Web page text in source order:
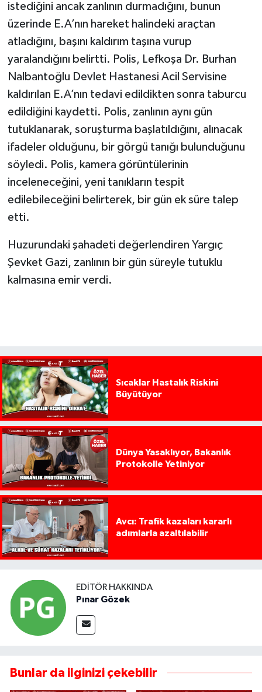
istediğini ancak zanlının durmadığını, bunun
üzerinde E.A’nın hareket halindeki araçtan
atladığını, başını kaldırım taşına vurup
yaralandığını belirtti. Polis, Lefkoşa Dr. Burhan
Nalbantoğlu Devlet Hastanesi Acil Servisine
kaldırılan E.A’nın tedavi edildikten sonra taburcu
edildiğini kaydetti. Polis, zanlının aynı gün
tutuklanarak, soruşturma başlatıldığını, alınacak
ifadeler olduğunu, bir görgü tanığı bulunduğunu
söyledi. Polis, kamera görüntülerinin
inceleneceğini, yeni tanıkların tespit
edilebileceğini belirterek, bir gün ek süre talep
etti.
Huzurundaki şahadeti değerlendiren Yargıç
Şevket Gazi, zanlının bir gün süreyle tutuklu
kalmasına emir verdi.
Sıcaklar Hastalık Riskini
Büyütüyor
Dünya Yasaklıyor, Bakanlık
Protokolle Yetiniyor
Avcı: Trafik kazaları kararlı
adımlarla azaltılabilir
EDITÖR HAKKINDA
Pınar Gözek
Bunlar da ilginizi çekebilir